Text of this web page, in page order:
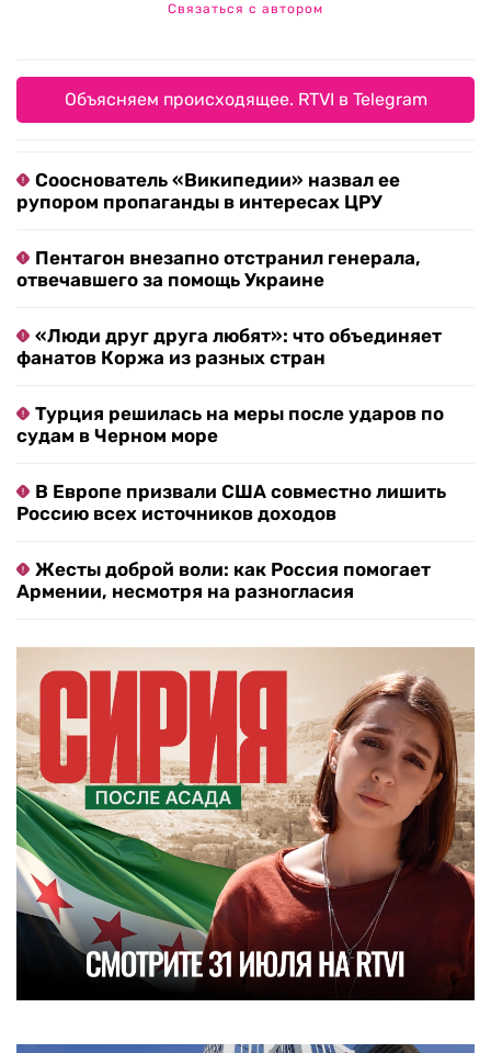
Связаться с автором
Объясняем происходящее. RTVI в Telegram
Сооснователь «Википедии» назвал ее
рупором пропаганды в интересах ЦРУ
Пентагон внезапно отстранил генерала,
отвечавшего за помощь Украине
«Люди друг друга любят»: что объединяет
фанатов Коржа из разных стран
Турция решилась на меры после ударов по
судам в Черном море
В Европе призвали США совместно лишить
Россию всех источников доходов
Жесты доброй воли: как Россия помогает
Армении, несмотря на разногласия